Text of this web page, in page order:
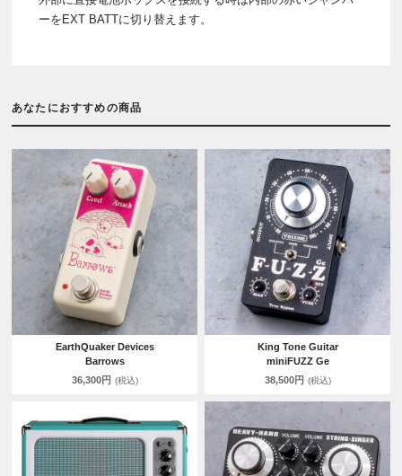
ーをEXT BATTに切り替えます。
あなたにおすすめの商品
EarthQuaker Devices
Barrows
36,300円 (税込)
King Tone Guitar
miniFUZZ Ge
38,500円 (税込)